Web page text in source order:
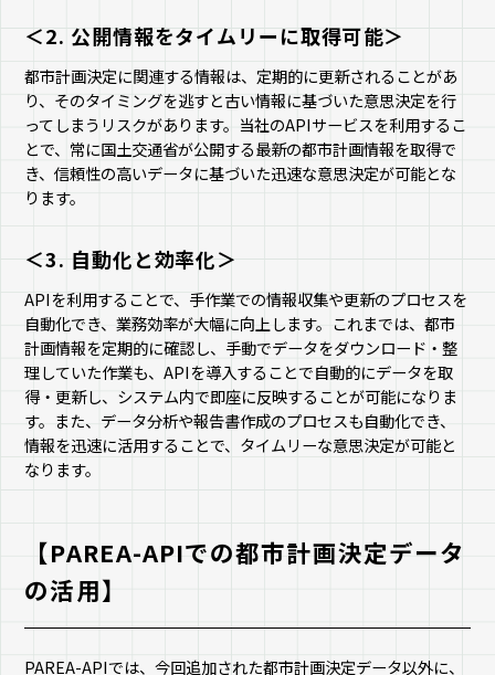
＜2. 公開情報をタイムリーに取得可能＞
都市計画決定に関連する情報は、定期的に更新されることがあ
り、そのタイミングを逃すと古い情報に基づいた意思決定を行
ってしまうリスクがあります。当社のAPIサービスを利用するこ
とで、常に国土交通省が公開する最新の都市計画情報を取得で
き、信頼性の高いデータに基づいた迅速な意思決定が可能とな
ります。
＜3. 自動化と効率化＞
APIを利用することで、手作業での情報収集や更新のプロセスを
自動化でき、業務効率が大幅に向上します。これまでは、都市
計画情報を定期的に確認し、手動でデータをダウンロード・整
理していた作業も、APIを導入することで自動的にデータを取
得・更新し、システム内で即座に反映することが可能になりま
す。また、データ分析や報告書作成のプロセスも自動化でき、
情報を迅速に活用することで、タイムリーな意思決定が可能と
なります。
【PAREA-APIでの都市計画決定データ
の活用】
PAREA-APIでは、今回追加された都市計画決定データ以外に、